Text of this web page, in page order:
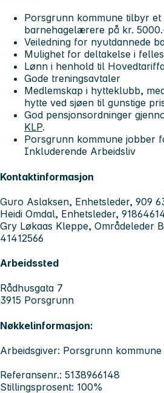
Porsgrunn kommune tilbyr
barnehagelærere på kr.
Veiledning for nyutdannede
Mulighet for deltakelse i
Lønn i henhold til
Gode treningsavtaler
Medlemskap i hytteklubb,
hytte ved sjøen til gunstige
God pensjonsordninger
KLP.
Porsgrunn kommune jobber
Inkluderende Arbeidsliv
Kontaktinformasjon
Guro Aslaksen, Enhetsleder, 909
Heidi Omdal, Enhetsleder,
Gry Løkaas Kleppe, Områdeleder
41412566
Arbeidssted
Rådhusgata 7
3915 Porsgrunn
Nøkkelinformasjon:
Arbeidsgiver: Porsgrunn kommune
Referansenr.: 5138966148
Stillingsprosent: 100%